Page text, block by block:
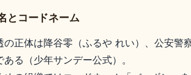
とコードネーム
の正体は降谷零（ふるや れい）、公安警
ある（少年サンデー公式）。